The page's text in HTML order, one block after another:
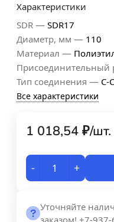
Характеристики
SDR — SDR17
Диаметр, мм — 110
Материал —
Присоединительный
Тип соединения — С-С
Все характеристики
1 018,54 ₽/шт.
- +
Уточняйте